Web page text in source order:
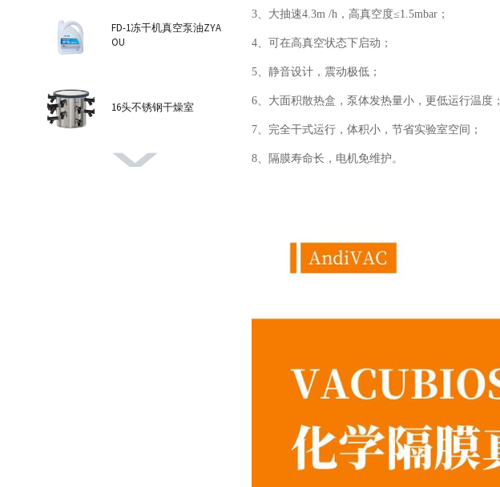
FD-1冻干机真空泵油ZYA
OU
16头不锈钢干燥室
3、大抽速4.3m /h，高真空度≤1.5mbar；
4、可在高真空状态下启动；
5、静音设计，震动极低；
6、大面积散热盒，泵体发热量小，更低运行温度；
7、完全干式运行，体积小，节省实验室空间；
8、隔膜寿命长，电机免维护。